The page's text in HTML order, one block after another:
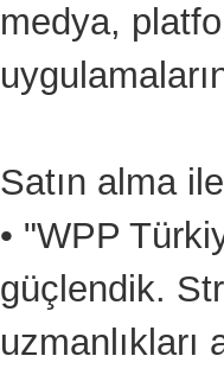
medya,
Satın alma
• "WPP
güçlendik.